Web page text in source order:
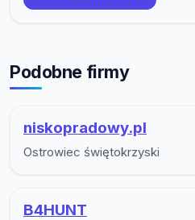
Podobne firmy
niskopradowy.pl
Ostrowiec świętokrzyski
B4HUNT